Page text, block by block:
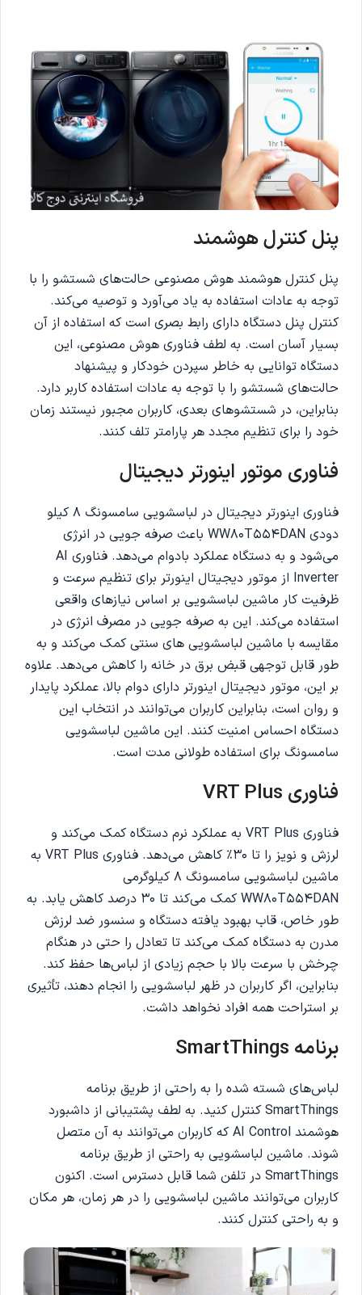
پنل کنترل هوشمند
پنل کنترل هوشمند هوش مصنوعی حالت‌های شستشو را با
توجه به عادات استفاده به یاد می‌آورد و توصیه می‌کند.
کنترل پنل دستگاه دارای رابط بصری است که استفاده از آن
بسیار آسان است. به لطف فناوری هوش مصنوعی، این
دستگاه توانایی به خاطر سپردن خودکار و پیشنهاد
حالت‌های شستشو را با توجه به عادات استفاده کاربر دارد.
بنابراین، در شستشوهای بعدی، کاربران مجبور نیستند زمان
خود را برای تنظیم مجدد هر پارامتر تلف کنند.
فناوری موتور اینورتر دیجیتال
فناوری اینورتر دیجیتال در لباسشویی سامسونگ 8 کیلو
دودی WW80T554DAN باعث صرفه جویی در انرژی
می‌شود و به دستگاه عملکرد بادوام می‌دهد. فناوری AI
Inverter از موتور دیجیتال اینورتر برای تنظیم سرعت و
ظرفیت کار ماشین لباسشویی بر اساس نیازهای واقعی
استفاده می‌کند. این به صرفه جویی در مصرف انرژی در
مقایسه با ماشین لباسشویی های سنتی کمک می‌کند و به
طور قابل توجهی قبض برق در خانه را کاهش می‌دهد. علاوه
بر این، موتور دیجیتال اینورتر دارای دوام بالا، عملکرد پایدار
و روان است، بنابراین کاربران می‌توانند در انتخاب این
دستگاه احساس امنیت کنند. این ماشین لباسشویی
سامسونگ برای استفاده طولانی مدت است.
فناوری
فناوری VRT Plus به عملکرد نرم دستگاه کمک می‌کند و
لرزش و نویز را تا 30٪ کاهش می‌دهد. فناوری VRT Plus به
ماشین لباسشویی سامسونگ 8 کیلوگرمی
WW80T554DAN کمک می‌کند تا 30 درصد کاهش یابد. به
طور خاص، قاب بهبود یافته دستگاه و سنسور ضد لرزش
مدرن به دستگاه کمک می‌کند تا تعادل را حتی در هنگام
چرخش با سرعت بالا با حجم زیادی از لباس‌ها حفظ کند.
بنابراین، اگر کاربران در ظهر لباسشویی را انجام دهند، تأثیری
بر استراحت همه افراد نخواهد داشت.
برنامه
لباس‌های شسته شده را به راحتی از طریق برنامه
SmartThings کنترل کنید. به لطف پشتیبانی از داشبورد
هوشمند AI Control که کاربران می‌توانند به آن متصل
شوند. ماشین لباسشویی به راحتی از طریق برنامه
SmartThings در تلفن شما قابل دسترس است. اکنون
کاربران می‌توانند ماشین لباسشویی را در هر زمان، هر مکان
و به راحتی کنترل کنند.